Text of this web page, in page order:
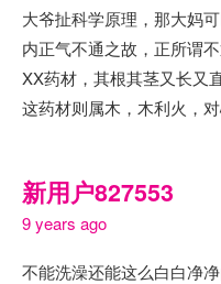
大爷扯科学原理，那大妈
内正气不通之故，正所谓
XX药材，其根其茎又长又
这药材则属木，木利火，
新用户827553
9 years ago
不能洗澡还能这么白白净